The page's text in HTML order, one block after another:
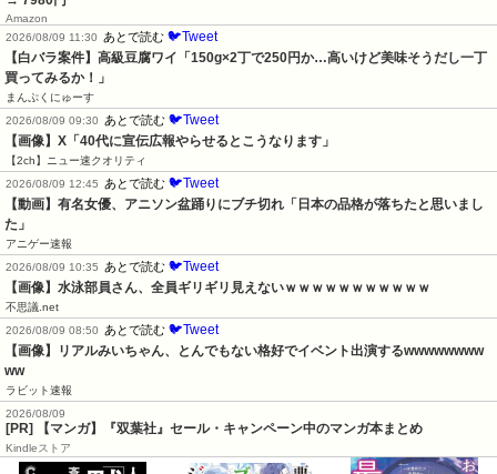
Amazon
2026/08/09 11:30
あとで読む 🐦Tweet
【白バラ案件】高級豆腐ワイ「150g×2丁で250円か…高いけど美味そうだし一丁
買ってみるか！」
まんぷくにゅーす
2026/08/09 09:30
あとで読む 🐦Tweet
【画像】X「40代に宣伝広報やらせるとこうなります」
【2ch】ニュー速クオリティ
2026/08/09 12:45
あとで読む 🐦Tweet
【動画】有名女優、アニソン盆踊りにブチ切れ「日本の品格が落ちたと思いまし
た」
アニゲー速報
2026/08/09 10:35
あとで読む 🐦Tweet
【画像】水泳部員さん、全員ギリギリ見えないｗｗｗｗｗｗｗｗｗｗｗ
不思議.net
2026/08/09 08:50
あとで読む 🐦Tweet
【画像】リアルみいちゃん、とんでもない格好でイベント出演するwwwwwwww
ww
ラビット速報
2026/08/09
[PR] 【マンガ】『双葉社』セール・キャンペーン中のマンガ本まとめ
Kindleストア